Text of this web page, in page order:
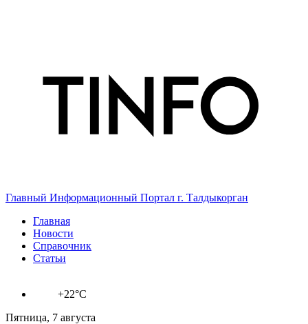
Главный Информационный Портал г. Талдыкорган
Главная
Новости
Справочник
Статьи
+22°C
Пятница, 7 августа